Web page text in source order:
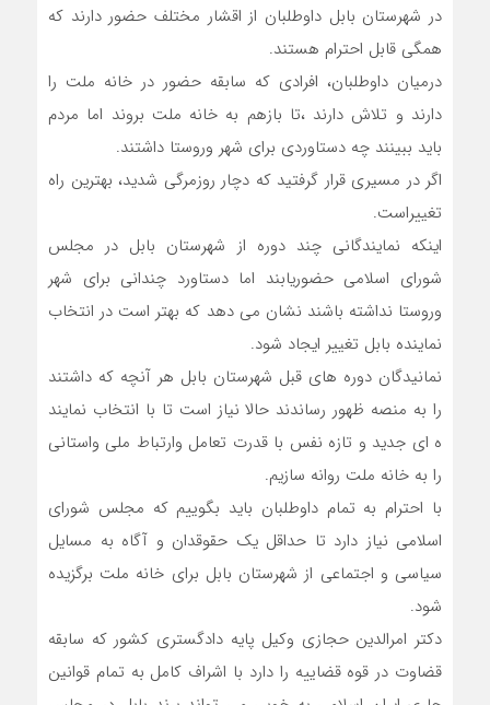
در شهرستان بابل داوطلبان از اقشار مختلف حضور دارند که
همگی قابل احترام هستند.
درمیان داوطلبان، افرادی که سابقه حضور در خانه ملت را
دارند و تلاش دارند ،تا بازهم به خانه ملت بروند اما مردم
باید ببینند چه دستاوردی برای شهر وروستا داشتند.
اگر در مسیری قرار گرفتید که دچار روزمرگی شدید، بهترین راه
تغییراست.
اینکه نمایندگانی چند دوره از شهرستان بابل در مجلس
شورای اسلامی حضوریابند اما دستاورد چندانی برای شهر
وروستا نداشته باشند نشان می دهد که بهتر است در انتخاب
نماینده بابل تغییر ایجاد شود.
نمانیدگان دوره های قبل شهرستان بابل هر آنچه که داشتند
را به منصه ظهور رساندند حالا نیاز است تا با انتخاب نمایند
ه ای جدید و تازه نفس با قدرت تعامل وارتباط ملی واستانی
را به خانه ملت روانه سازیم.
با احترام به تمام داوطلبان باید بگوییم که مجلس شورای
اسلامی نیاز دارد تا حداقل یک حقوقدان و آگاه به مسایل
سیاسی و اجتماعی از شهرستان بابل برای خانه ملت برگزیده
شود.
دکتر امرالدین حجازی وکیل پایه دادگستری کشور که سابقه
قضاوت در قوه قضاییه را دارد با اشراف کامل به تمام قوانین